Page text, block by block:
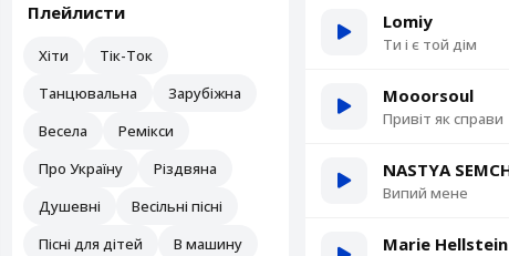
Плейлисти
Хіти
Тік-Ток
Танцювальна
Зарубіжна
Весела
Ремікси
Про Україну
Різдвяна
Душевні
Весільні пісні
Пісні для дітей
В машину
Lomiy
Ти і є той дім
Mooorsoul
Привіт як справи
NASTYA
Випий мене
Marie Hellstein